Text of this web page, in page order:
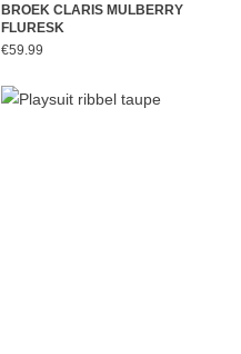
BROEK CLARIS MULBERRY
FLURESK
€59.99